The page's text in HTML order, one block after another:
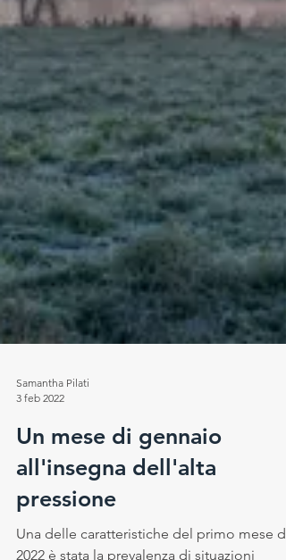
Samantha Pilati
3 feb 2022
Un mese di gennaio
all'insegna dell'alta